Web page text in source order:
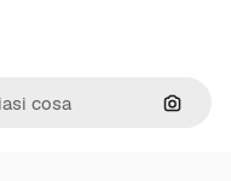
Cerca